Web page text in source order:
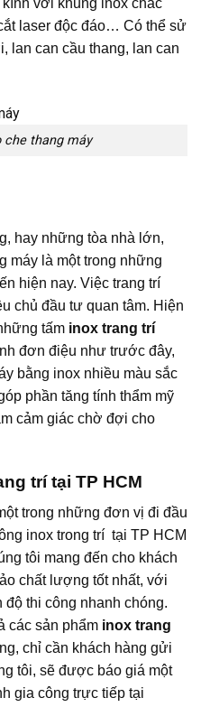
với khung inox chắc
laser độc đáo… Có thể sử
lan can cầu thang, lan can
che thang máy
hay những tòa nhà lớn,
máy là một trong những
hiện nay. Việc trang trí
chủ đầu tư quan tâm. Hiện
tấm inox trang trí
đơn điệu như trước đây,
bằng inox nhiều màu sắc
phần tăng tính thẩm mỹ
cảm giác chờ đợi cho
trí tại TP HCM
trong những đơn vị đi đầu
inox trong trí tại TP HCM
tôi mang đến cho khách
chất lượng tốt nhất, với
thi công nhanh chóng.
các sản phẩm inox trang
chỉ cần khách hàng gửi
tôi, sẽ được báo giá một
gia công trực tiếp tại